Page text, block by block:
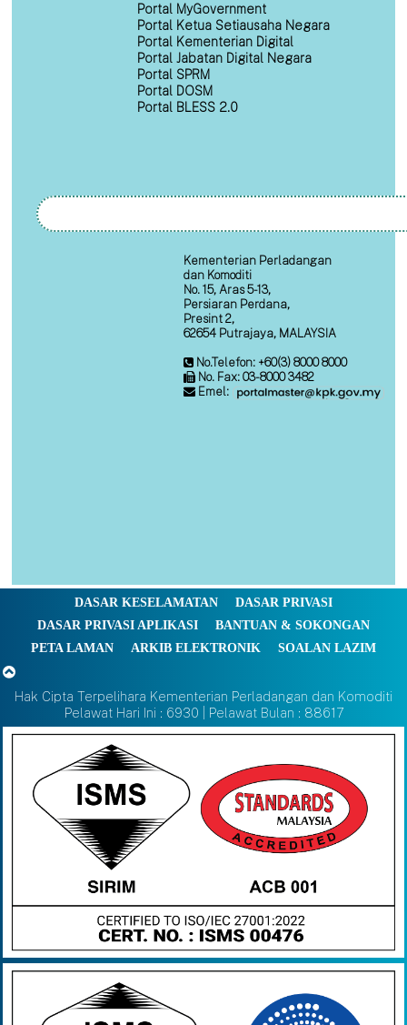
Portal MyGovernment
Portal Ketua Setiausaha Negara
Portal Kementerian Digital
Portal Jabatan Digital Negara
Portal SPRM
Portal DOSM
Portal BLESS 2.0
Kementerian Perladangan
dan Komoditi
No. 15, Aras 5-13,
Persiaran Perdana,
Presint 2,
62654 Putrajaya, MALAYSIA
No.Telefon: +60(3) 8000 8000
No. Fax: 03-8000 3482
Emel:
DASAR KESELAMATAN
DASAR PRIVASI
DASAR PRIVASI APLIKASI
BANTUAN & SOKONGAN
PETA LAMAN
ARKIB ELEKTRONIK SOALAN LAZIM
Hak Cipta Terpelihara Kementerian Perladangan dan Komoditi
Pelawat Hari Ini : 6930 | Pelawat Bulan : 88617